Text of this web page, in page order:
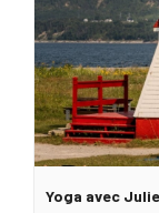
Yoga avec